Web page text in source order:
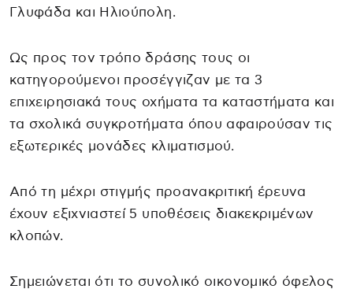
Γλυφάδα και Ηλιούπολη.
Ως προς τον τρόπο δράσης τους οι
κατηγορούμενοι προσέγγιζαν με τα 3
επιχειρησιακά τους οχήματα τα καταστήματα και
τα σχολικά συγκροτήματα όπου αφαιρούσαν τις
εξωτερικές μονάδες κλιματισμού.
Από τη μέχρι στιγμής προανακριτική έρευνα
έχουν εξιχνιαστεί 5 υποθέσεις διακεκριμένων
κλοπών.
Σημειώνεται ότι το συνολικό οικονομικό όφελος